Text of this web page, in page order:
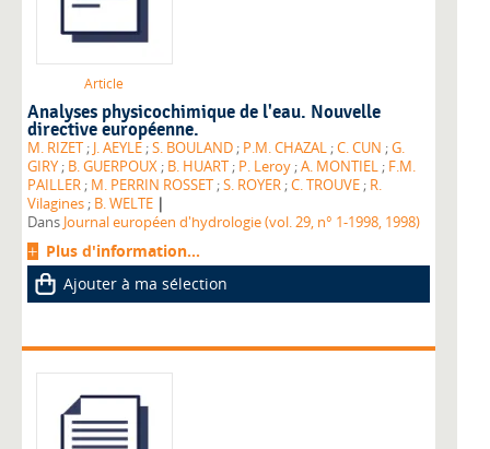
Article
Analyses physicochimique de l'eau. Nouvelle
directive européenne.
M. RIZET ; J. AEYLE ;S. BOULAND ; P.M. CHAZAL ;C. CUN ;G.
GIRY ; B. GUERPOUX ; B. HUART ; P. Leroy ;A. MONTIEL ; F.M.
PAILLER ; M. PERRIN ROSSET ;S. ROYER ;C. TROUVE ; R.
Vilagines ; B. WELTE |
Dans Journal européen d'hydrologie (vol. 29, n° 1-1998, 1998)
Plus d'information...
Ajouter à ma sélection